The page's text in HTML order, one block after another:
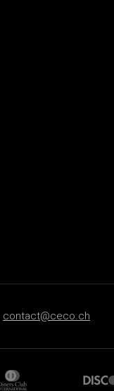
contact@ceco.ch